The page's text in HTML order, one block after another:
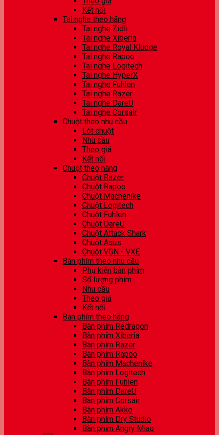
Kết nối
Tai nghe theo hãng
Tai nghe Zidli
Tai nghe Xiberia
Tai nghe Royal Kludge
Tai nghe Rapoo
Tai nghe Logitech
Tai nghe HyperX
Tai nghe Fuhlen
Tai nghe Razer
Tai nghe DareU
Tai nghe Corsair
Chuột theo nhu cầu
Lót chuột
Nhu cầu
Theo giá
Kết nối
Chuột theo hãng
Chuột Razer
Chuột Rapoo
Chuột Machenike
Chuột Logitech
Chuột Fuhlen
Chuột DareU
Chuột Attack Shark
Chuột Asus
Chuột VGN - VXE
Bàn phím theo nhu cầu
Phụ kiện bàn phím
Số lượng phím
Nhu cầu
Theo giá
Kết nối
Bàn phím theo hãng
Bàn phím Redragon
Bàn phím Xiberia
Bàn phím Razer
Bàn phím Rapoo
Bàn phím Machenike
Bàn phím Logitech
Bàn phím Fuhlen
Bàn phím DareU
Bàn phím Corsair
Bàn phím Akko
Bàn phím Dry Studio
Bàn phím Angry Miao